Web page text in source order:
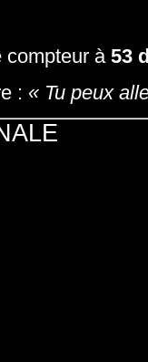
compteur à 53
: « Tu peux